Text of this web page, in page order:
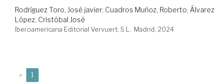
Rodríguez Toro, José javier; Cuadros Muñoz, Roberto; Álvarez
López, Cristóbal José
Iberoamericana Editorial Vervuert, S.L.. Madrid, 2024
« 1